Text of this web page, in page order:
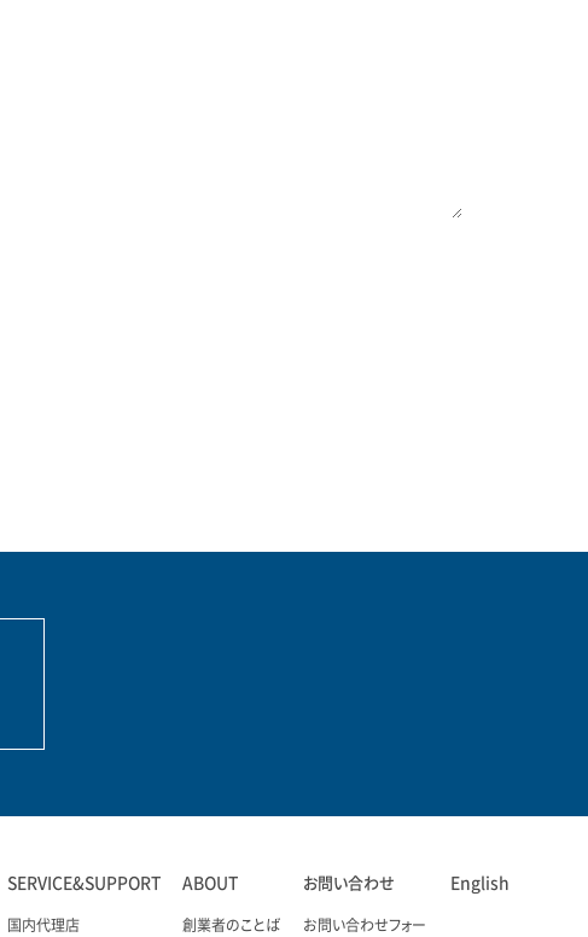
SERVICE&SUPPORT
国内代理店
ABOUT
創業者のことば
お問い合わせ
お問い合わせフォー
English